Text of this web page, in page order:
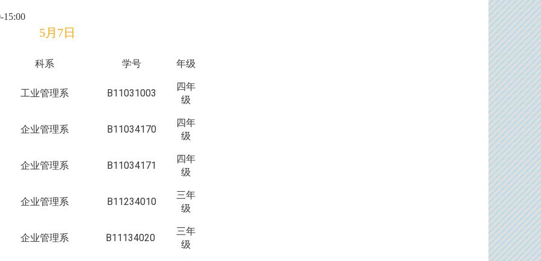
15:00
5月7日
科系 学号 年级
工业管理系 B11031003
四年
级
企业管理系 B11034170
四年
级
企业管理系 B11034171
四年
级
企业管理系 B11234010
三年
级
企业管理系 B11134020
三年
级